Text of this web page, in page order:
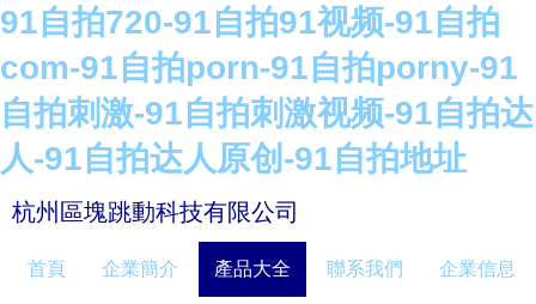
91自拍720-91自拍91视频-91自拍
com-91自拍porn-91自拍porny-91
自拍刺激-91自拍刺激视频-91自拍达
人-91自拍达人原创-91自拍地址
杭州區塊跳動科技有限公司
首頁 企業簡介 產品大全 聯系我們 企業信息